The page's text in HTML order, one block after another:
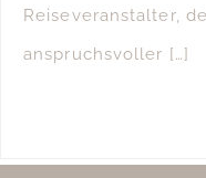
Reiseveranstalter,
anspruchsvoller […]